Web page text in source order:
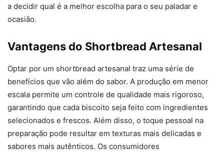
a decidir qual é a melhor escolha para o seu paladar e
ocasião.
Vantagens do Shortbread Artesanal
Optar por um shortbread artesanal traz uma série de
benefícios que vão além do sabor. A produção em menor
escala permite um controle de qualidade mais rigoroso,
garantindo que cada biscoito seja feito com ingredientes
selecionados e frescos. Além disso, o toque pessoal na
preparação pode resultar em texturas mais delicadas e
sabores mais autênticos. Os consumidores